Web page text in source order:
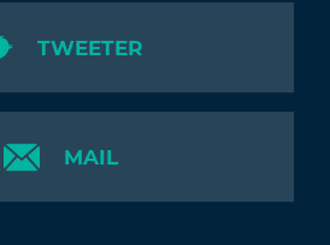
TWEETER
MAIL